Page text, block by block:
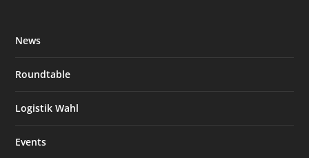
News
Roundtable
Logistik Wahl
Events